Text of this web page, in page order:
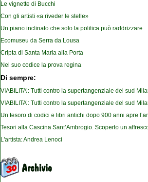
Le vignette di Bucchi
Con gli artisti «a riveder le stelle»
Un piano inclinato che solo la politica può raddrizzare
Ecomuseu da Serra da Lousa
Cripta di Santa Maria alla Porta
Nel suo codice la prova regina
Di sempre:
VIABILITA’: Tutti contro la supertangenziale del sud
VIABILITA’: Tutti contro la supertangenziale del sud
Un tesoro di codici e libri antichi dopo 900 anni apre
Tesori alla Cascina Sant’Ambrogio. Scoperto un
L'artista: Andrea Lenoci